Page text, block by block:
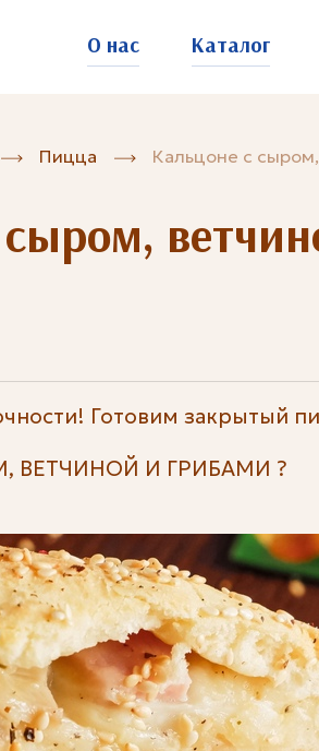
О нас Каталог
Пицца Кальцоне с
Готовим закрытый
ВЕТЧИНОЙ И ГРИБАМИ ?